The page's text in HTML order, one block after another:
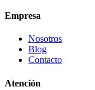
Empresa
Nosotros
Blog
Contacto
Atención